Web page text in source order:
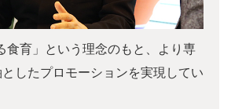
食育」という理念のもと、より専
としたプロモーションを実現してい